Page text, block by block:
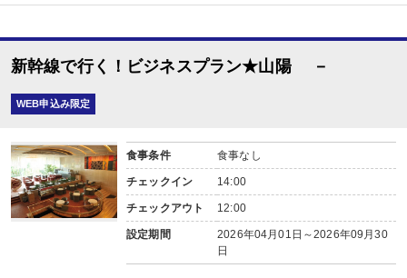
新幹線で行く！ビジネスプラン★山陽 －
WEB申込み限定
食事条件 食事なし
チェックイン 14:00
チェックアウト 12:00
設定期間
2026年04月01日～2026年09月30
日